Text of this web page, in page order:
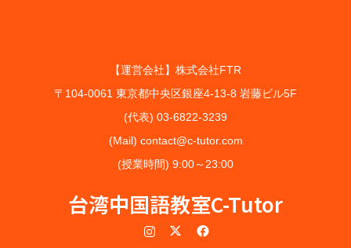
【運営会社】株式会社FTR
〒104-0061 東京都中央区銀座4-13-8 岩藤ビル5F
(代表) 03-6822-3239
(Mail) contact@c-tutor.com
(授業時間) 9:00～23:00
台湾中国語教室C-Tutor